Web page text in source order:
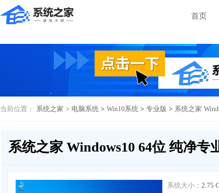
首页
当前位置： 系统之家 > 电脑系统 > Win10系统 > 专业版 > 系统之家
系统之家 Windows10 64位 纯净专
系统大小： 2.75